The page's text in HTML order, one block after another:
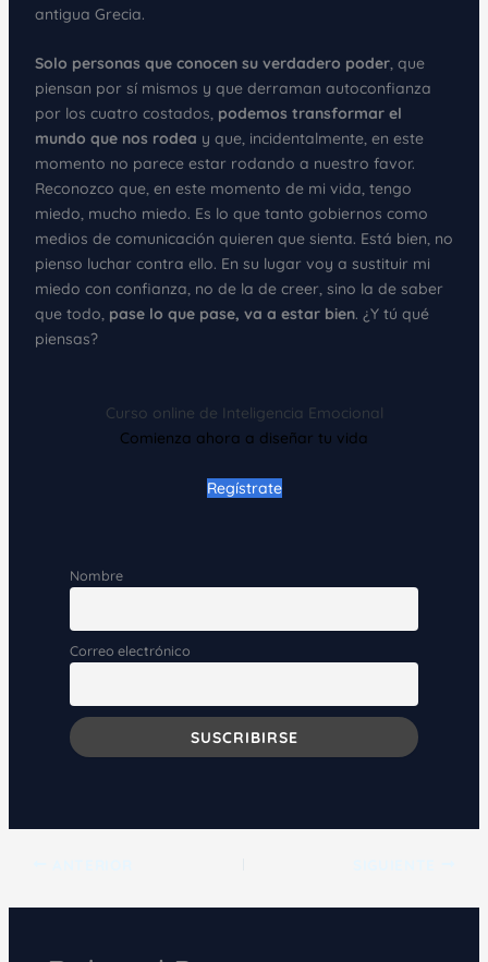
antigua Grecia.
Solo personas que conocen su verdadero poder, que
piensan por sí mismos y que derraman autoconfianza
por los cuatro costados, podemos transformar el
mundo que nos rodea y que, incidentalmente, en este
momento no parece estar rodando a nuestro favor.
Reconozco que, en este momento de mi vida, tengo
miedo, mucho miedo. Es lo que tanto gobiernos como
medios de comunicación quieren que sienta. Está bien, no
pienso luchar contra ello. En su lugar voy a sustituir mi
miedo con confianza, no de la de creer, sino la de saber
que todo, pase lo que pase, va a estar bien. ¿Y tú qué
piensas?
Curso online de Inteligencia Emocional
Comienza ahora a diseñar tu vida
Regístrate
Nombre
Correo electrónico